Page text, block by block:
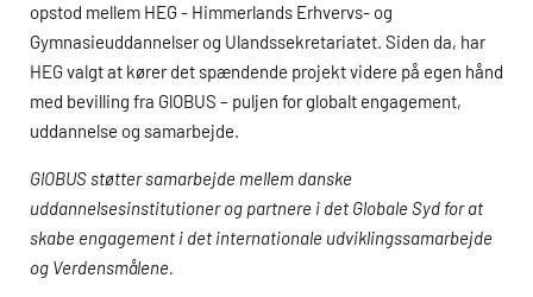
opstod mellem HEG- Himmerlands Erhvervs- og
Gymnasieuddannelser og Ulandssekretariatet. Siden da, har
HEGvalgt at kører det spændende projekt videre på egen hånd
med bevilling fra GlOBUS – puljen for globalt engagement,
uddannelse og samarbejde.
GlOBUS støtter samarbejde mellem danske
uddannelsesinstitutioner og partnere i det Globale Syd for at
skabe engagement i det internationale udviklingssamarbejde
og Verdensmålene.